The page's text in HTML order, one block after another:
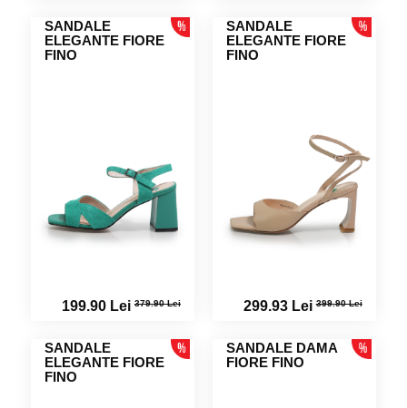
SANDALE
ELEGANTE FIORE
FINO
199.90 Lei 379.90 Lei
SANDALE
ELEGANTE FIORE
FINO
299.93 Lei399.90 Lei
SANDALE
ELEGANTE FIORE
FINO
SANDALE DAMA
FIORE FINO